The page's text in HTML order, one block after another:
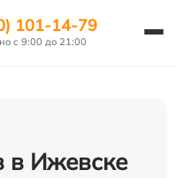
101-14-79
с 9:00 до 21:00
в Ижевске